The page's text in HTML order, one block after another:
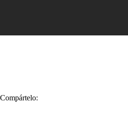
Compártelo: